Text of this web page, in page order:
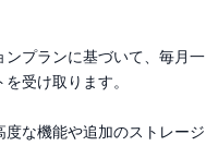
ンプランに基づいて、毎月一
受け取ります。
度な機能や追加のストレージ